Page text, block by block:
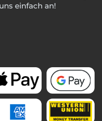
einfach an!